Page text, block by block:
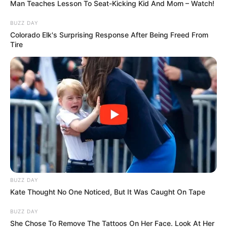
összefoglaló szerint Nagy Gábor Bálint az
interjúban a politikai befolyásoltság vádját
visszautasította, miközben azt is jelezte, hogy
Ügyészséghez.
Az MNB-alapítványok ügye lehet
az egyik legnagyobb próbatétel
A beszélgetés egyik központi témája az MNB-
alapítványok körüli ügy volt. A Magyar Nemzeti
Bank Matolcsy György elnöksége idején, 2014-ben
hozta létre a Pallas Athéné Alapítványokat,
amelyeket később összevontak, és létrejött a Pallas
oktatás, a tudomány, a kultúra és a közgazdasági
Man Teaches Lesson To Seat-Kicking Kid And Mom – Watch!
BUZZ DAY
Colorado Elk's Surprising Response After Being Freed From
Tire
BUZZ DAY
Kate Thought No One Noticed, But It Was Caught On Tape
BUZZ DAY
She Chose To Remove The Tattoos On Her Face. Look At Her